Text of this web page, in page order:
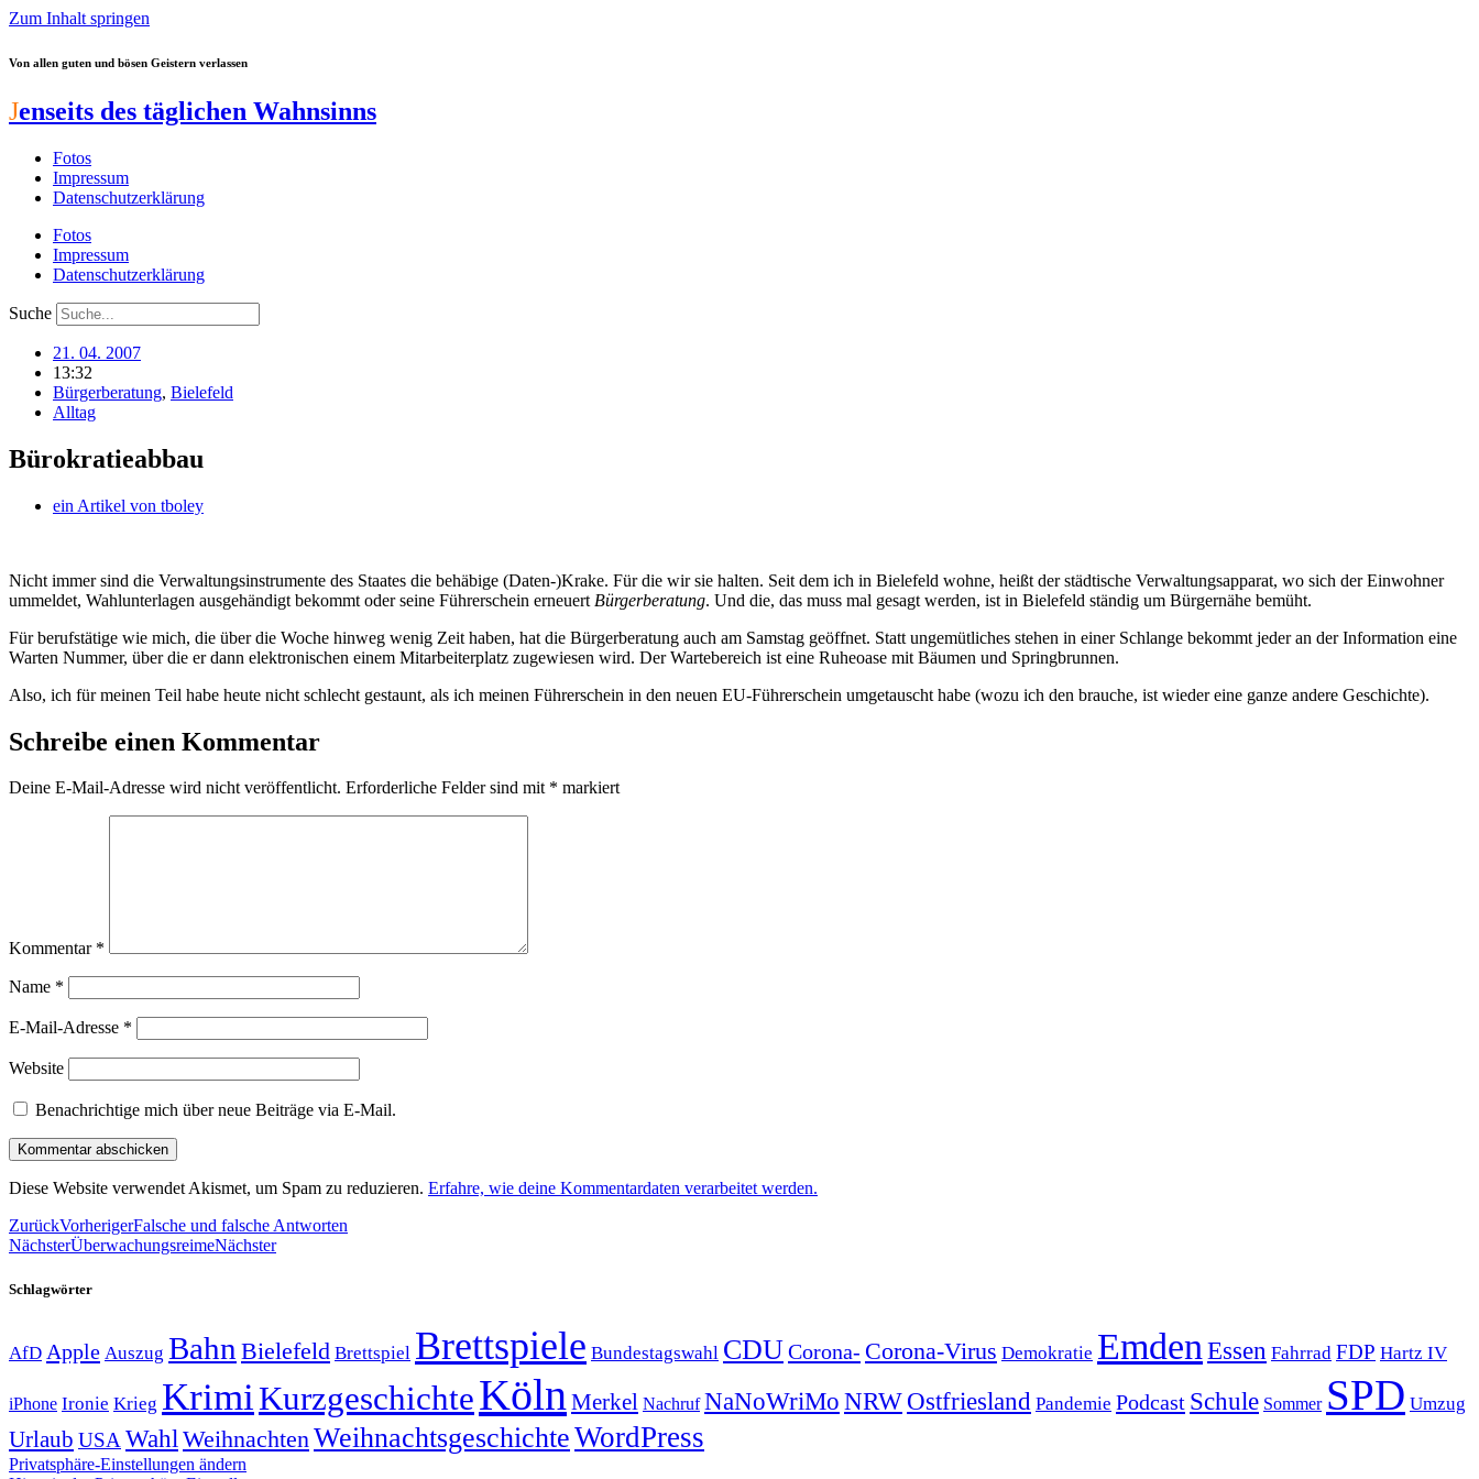
Zum Inhalt springen
Von allen guten und bösen Geistern verlassen
Jenseits des täglichen Wahnsinns
Fotos
Impressum
Datenschutzerklärung
Fotos
Impressum
Datenschutzerklärung
Suche
21. 04. 2007
13:32
Bürgerberatung, Bielefeld
Alltag
Bürokratieabbau
ein Artikel von tboley
Nicht immer sind die Verwaltungsinstrumente des Staates die behäbige (Daten-)Krake. Für die wir sie halten. Seit dem ich in Bielefeld wohne, heißt der städtische Verwaltungsapparat, wo sich der Einwohner
ummeldet, Wahlunterlagen ausgehändigt bekommt oder seine Führerschein erneuert Bürgerberatung. Und die, das muss mal gesagt werden, ist in Bielefeld ständig um Bürgernähe bemüht.
Für berufstätige wie mich, die über die Woche hinweg wenig Zeit haben, hat die Bürgerberatung auch am Samstag geöffnet. Statt ungemütliches stehen in einer Schlange bekommt jeder an der Information eine
Warten Nummer, über die er dann elektronischen einem Mitarbeiterplatz zugewiesen wird. Der Wartebereich ist eine Ruheoase mit Bäumen und Springbrunnen.
Also, ich für meinen Teil habe heute nicht schlecht gestaunt, als ich meinen Führerschein in den neuen EU-Führerschein umgetauscht habe (wozu ich den brauche, ist wieder eine ganze andere Geschichte).
Schreibe einen Kommentar
Deine E-Mail-Adresse wird nicht veröffentlicht. Erforderliche Felder sind mit * markiert
Kommentar *
Name *
E-Mail-Adresse *
Website
Benachrichtige mich über neue Beiträge via E-Mail.
Diese Website verwendet Akismet, um Spam zu reduzieren. Erfahre, wie deine Kommentardaten verarbeitet werden.
ZurückVorherigerFalsche und falsche Antworten
NächsterÜberwachungsreimeNächster
Schlagwörter
AfD Apple Auszug Bahn Bielefeld Brettspiel Brettspiele Bundestagswahl CDUCorona- Corona-Virus Demokratie Emden Essen Fahrrad FDP Hartz IV
iPhone Ironie Krieg KrimiKurzgeschichteKöln Merkel Nachruf NaNoWriMo NRWOstfriesland Pandemie Podcast Schule Sommer SPD Umzug
Urlaub USA Wahl Weihnachten WeihnachtsgeschichteWordPress
Privatsphäre-Einstellungen ändern